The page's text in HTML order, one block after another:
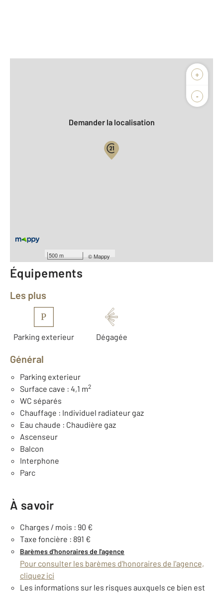
+
-
500 m ©Mappy
Biens vendus
Demander la localisation
Année construction : 1970
Équipements
Les plus
P
Parking exterieur Dégagée
Général
Parking exterieur
Surface cave : 4,1 m2
WC séparés
Chauffage : Individuel radiateur gaz
Eau chaude : Chaudière gaz
Ascenseur
Balcon
Interphone
Parc
À savoir
Charges / mois : 90 €
Taxe foncière : 891 €
Barèmes d'honoraires de l'agence
Pour consulter les barèmes d'honoraires de l'agence,
cliquez ici
Les informations sur les risques auxquels ce bien est